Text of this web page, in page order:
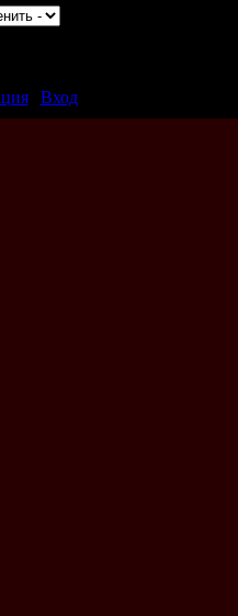
| Вход]